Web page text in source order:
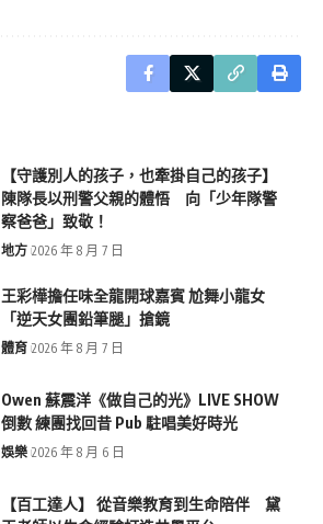
【守護別人的孩子，也牽掛自己的孩子】
陳隊長以刑警父親的體悟 向「少年隊警
察爸爸」致敬！
地方 2026 年 8 月 7 日
王彩樺擔任味全龍開球嘉賓 尬舞小龍女
「逆天女團鉛筆腿」搶鏡
體育 2026 年 8 月 7 日
Owen 蘇震洋《做自己的光》LIVE SHOW
倒數 練團找回昔 Pub 駐唱美好時光
娛樂 2026 年 8 月 6 日
【百工達人】 從音樂教育到生命陪伴 黛